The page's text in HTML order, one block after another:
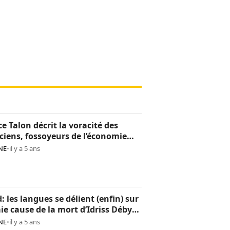
Talon décrit la voracité des
fossoyeurs de l’économie
•il y a 5 ans
les langues se délient (enfin) sur
cause de la mort d’Idriss Déby
•il y a 5 ans